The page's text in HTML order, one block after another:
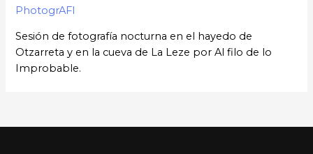
PhotogrAFI
Sesión de fotografía nocturna en el hayedo de
Otzarreta y en la cueva de La Leze por Al filo de lo
Improbable.